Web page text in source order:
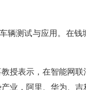
辆测试与应用。在钱
授表示，在智能网
业，阿里、华为、